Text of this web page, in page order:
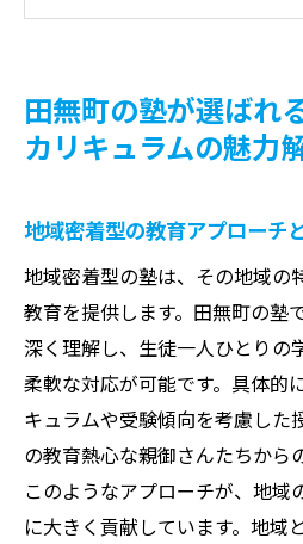
保護者からの高評価
成功体験談から学ぶ！田
志望校合格者のリアル
個別指導による成功
合格へ導いた具体的
短期間で成果を出す勉
合格体験を通じたモチ
保護者のサポートと
地域密着型塾の特長を探
な親御さん必見
田無町の塾が選ばれ
カリキュラムの魅力
地域密着型の教育アプローチ
地域密着型の塾は、その地域の
教育を提供します。田無町の塾
深く理解し、生徒一人ひとりの
柔軟な対応が可能です。具体的
キュラムや受験傾向を考慮した
の教育熱心な親御さんたちから
このようなアプローチが、地域
に大きく貢献しています。地域